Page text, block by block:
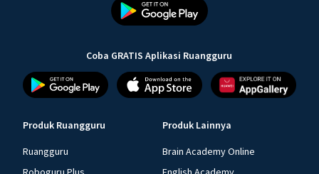
Coba GRATIS Aplikasi Ruangguru
Produk Ruangguru
Ruangguru
Produk Lainnya
Brain Academy Online